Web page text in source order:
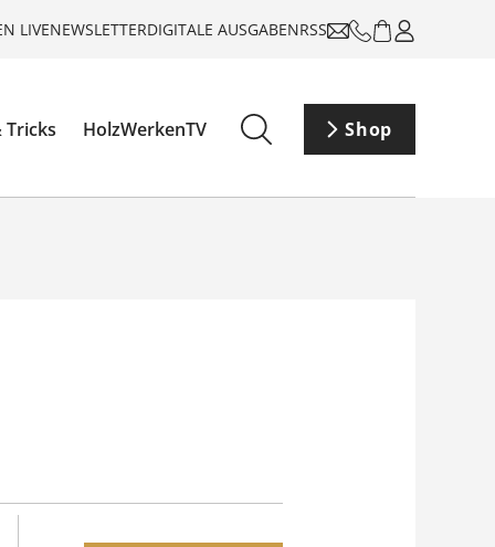
LIVENEWSLETTERDIGITALE AUSGABENRSS
Tricks HolzWerkenTV Shop